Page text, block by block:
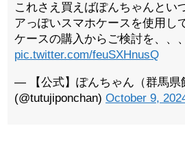
これさえ買えばぽんちゃんとい
アっぽいスマホケースを使用し
ケースの購入からご検討を、、
pic.twitter.com/feuSXHnusQ
— 【公式】ぽんちゃん（群馬県
(@tutujiponchan) October 9,